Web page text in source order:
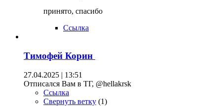
принято, спасибо
Ссылка
Тимофей Корин
27.04.2025 | 13:51
Отписался Вам в ТГ, @hellakrsk
Ссылка
Свернуть ветку (1)